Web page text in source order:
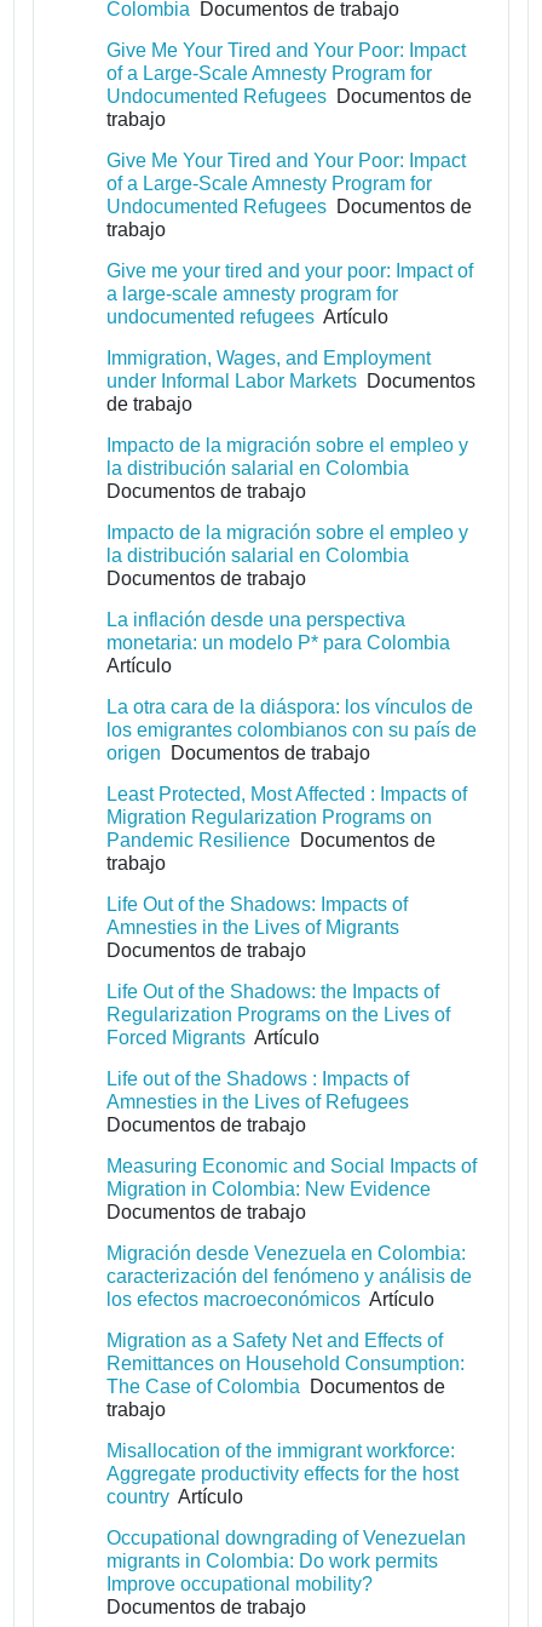
Colombia Documentos de trabajo
Give Me Your Tired and Your Poor: Impact
of a Large-Scale Amnesty Program for
Undocumented Refugees Documentos de
trabajo
Give Me Your Tired and Your Poor: Impact
of a Large-Scale Amnesty Program for
Undocumented Refugees Documentos de
trabajo
Give me your tired and your poor: Impact of
a large-scale amnesty program for
undocumented refugees Artículo
Immigration, Wages, and Employment
under Informal Labor Markets Documentos
de trabajo
Impacto de la migración sobre el empleo y
la distribución salarial en Colombia
Documentos de trabajo
Impacto de la migración sobre el empleo y
la distribución salarial en Colombia
Documentos de trabajo
La inflación desde una perspectiva
monetaria: un modelo P* para Colombia
Artículo
La otra cara de la diáspora: los vínculos de
los emigrantes colombianos con su país de
origen Documentos de trabajo
Least Protected, Most Affected : Impacts of
Migration Regularization Programs on
Pandemic Resilience Documentos de
trabajo
Life Out of the Shadows: Impacts of
Amnesties in the Lives of Migrants
Documentos de trabajo
Life Out of the Shadows: the Impacts of
Regularization Programs on the Lives of
Forced Migrants Artículo
Life out of the Shadows : Impacts of
Amnesties in the Lives of Refugees
Documentos de trabajo
Measuring Economic and Social Impacts of
Migration in Colombia: New Evidence
Documentos de trabajo
Migración desde Venezuela en Colombia:
caracterización del fenómeno y análisis de
los efectos macroeconómicos Artículo
Migration as a Safety Net and Effects of
Remittances on Household Consumption:
The Case of Colombia Documentos de
trabajo
Misallocation of the immigrant workforce:
Aggregate productivity effects for the host
country Artículo
Occupational downgrading of Venezuelan
migrants in Colombia: Do work permits
Improve occupational mobility?
Documentos de trabajo